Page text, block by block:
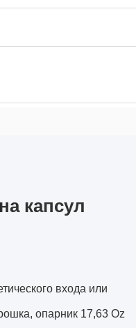
капсул
входа или
опарник 17,63 Oz